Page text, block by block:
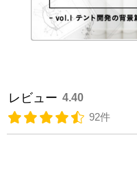
レビュー 4.40
92件